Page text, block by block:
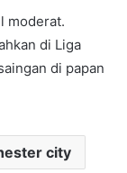
moderat.
di Liga
di papan
city